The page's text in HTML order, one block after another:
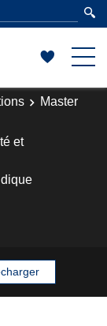
Master
et